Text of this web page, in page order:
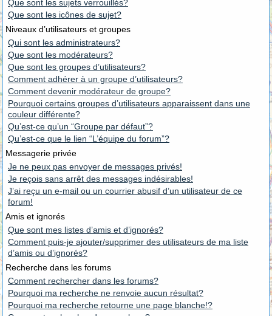
Que sont les sujets verrouillés?
Que sont les icônes de sujet?
Niveaux d’utilisateurs et groupes
Qui sont les administrateurs?
Que sont les modérateurs?
Que sont les groupes d’utilisateurs?
Comment adhérer à un groupe d’utilisateurs?
Comment devenir modérateur de groupe?
Pourquoi certains groupes d’utilisateurs apparaissent dans une
couleur différente?
Qu’est-ce qu’un “Groupe par défaut”?
Qu’est-ce que le lien “L’équipe du forum”?
Messagerie privée
Je ne peux pas envoyer de messages privés!
Je reçois sans arrêt des messages indésirables!
J’ai reçu un e-mail ou un courrier abusif d’un utilisateur de ce
forum!
Amis et ignorés
Que sont mes listes d’amis et d’ignorés?
Comment puis-je ajouter/supprimer des utilisateurs de ma liste
d’amis ou d’ignorés?
Recherche dans les forums
Comment rechercher dans les forums?
Pourquoi ma recherche ne renvoie aucun résultat?
Pourquoi ma recherche retourne une page blanche!?